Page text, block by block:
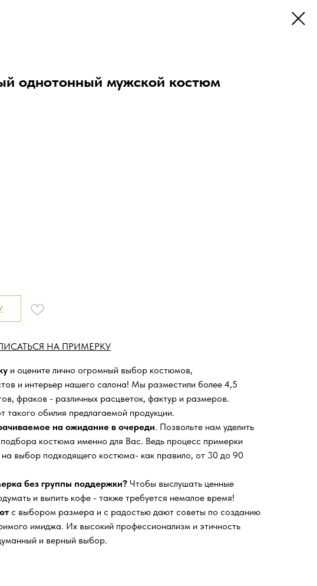
однотонный мужской костюм
НА ПРИМЕРКУ
и оцените лично огромный выбор костюмов,
и интерьер нашего салона! Мы разместили более 4,5
фраков - различных расцветок, фактур и размеров.
такого обилия предлагаемой продукции.
на ожидание в очереди. Позвольте нам уделить
костюма именно для Вас. Ведь процесс примерки
выбор подходящего костюма- как правило, от 30 до 90
без группы поддержки? Чтобы выслушать ценные
и выпить кофе - также требуется немалое время!
с выбором размера и с радостью дают советы по созданию
имиджа. Их высокий профессионализм и этичность
и верный выбор.